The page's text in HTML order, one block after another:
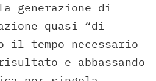
generazione di
quasi “di
il tempo necessario
e abbassando